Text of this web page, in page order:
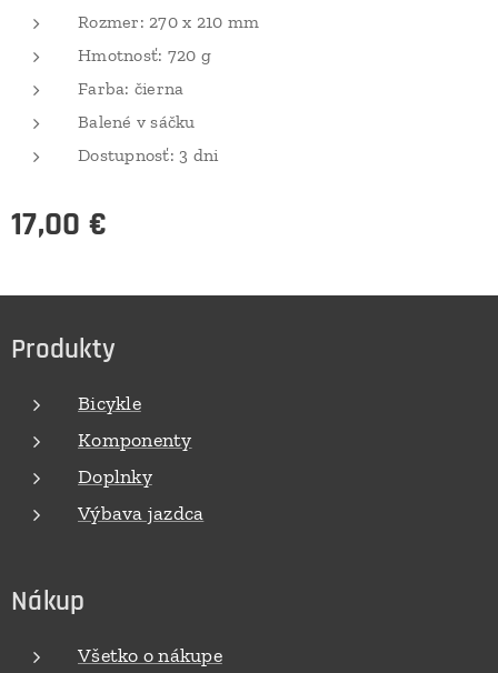
Rozmer: 270 x 210 mm
Hmotnosť: 720 g
Farba: čierna
Balené v sáčku
Dostupnosť: 3 dni
17,00 €
Produkty
Bicykle
Komponenty
Doplnky
Výbava jazdca
Nákup
Všetko o nákupe